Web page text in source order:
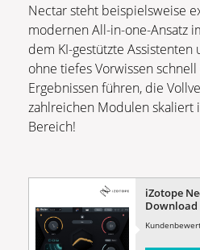
Nectar steht beispielsweise
modernen All-in-one-Ansatz
dem KI-gestützte
ohne tiefes Vorwissen
Ergebnissen führen, die
zahlreichen Modulen skaliert
Bereich!
iZotope
Download